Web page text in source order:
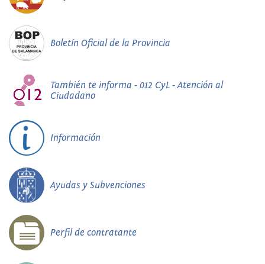
Boletín Oficial de la Provincia
También te informa - 012 CyL - Atención al
Ciudadano
Información
Ayudas y Subvenciones
Perfil de contratante